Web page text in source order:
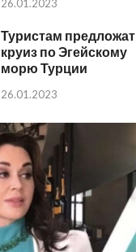
26.01.2023
Туристам предложат
круиз по Эгейскому
морю Турции
26.01.2023